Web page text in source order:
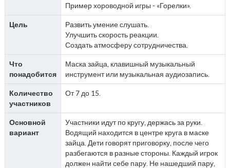
Пример хороводной игры - «Горелки».
Цель
Развить умение слушать.
Улучшить скорость реакции.
Создать атмосферу сотрудничества.
Что
понадобится
Маска зайца, клавишный музыкальный
инструмент или музыкальная аудиозапись.
Количество
участников
От 7 до 15.
Основной
вариант
Участники идут по кругу, держась за руки.
Водящий находится в центре круга в маске
зайца. Дети говорят приговорку, после чего
разбегаются в разные стороны. Каждый игрок
должен найти себе пару. Не нашедший пару,